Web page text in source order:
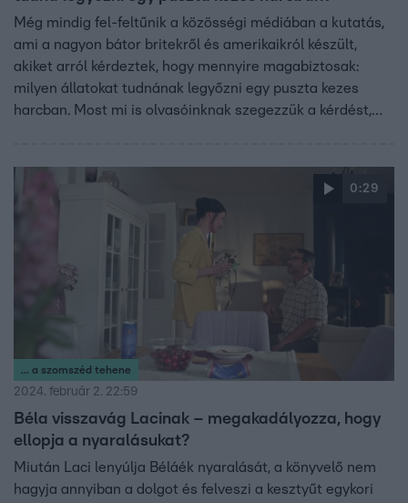
Még mindig fel-feltűnik a közösségi médiában a kutatás,
ami a nagyon bátor britekről és amerikaikról készült,
akiket arról kérdeztek, hogy mennyire magabiztosak:
milyen állatokat tudnának legyőzni egy puszta kezes
harcban. Most mi is olvasóinknak szegezzük a kérdést,
0:29
... a szomszéd tehene
2024. február 2. 22:59
Béla visszavág Lacinak – megakadályozza, hogy
ellopja a nyaralásukat?
Miután Laci lenyúlja Béláék nyaralását, a könyvelő nem
hagyja annyiban a dolgot és felveszi a kesztyűt egykori